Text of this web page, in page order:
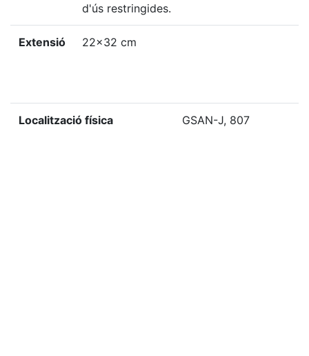
d'ús restringides.
Extensió 22x32 cm
Localització física GSAN-J, 807